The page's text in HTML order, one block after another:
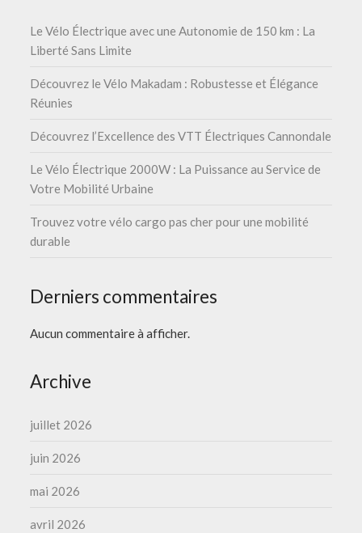
Le Vélo Électrique avec une Autonomie de 150 km : La
Liberté Sans Limite
Découvrez le Vélo Makadam : Robustesse et Élégance
Réunies
Découvrez l’Excellence des VTT Électriques Cannondale
Le Vélo Électrique 2000W : La Puissance au Service de
Votre Mobilité Urbaine
Trouvez votre vélo cargo pas cher pour une mobilité
durable
Derniers commentaires
Aucun commentaire à afficher.
Archive
juillet 2026
juin 2026
mai 2026
avril 2026